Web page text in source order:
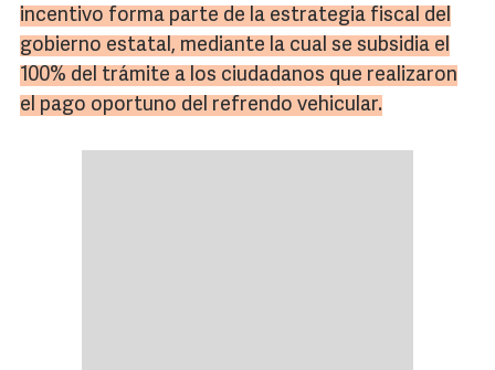
incentivo forma parte de la estrategia fiscal del
gobierno estatal, mediante la cual se subsidia el
100% del trámite a los ciudadanos que realizaron
el pago oportuno del refrendo vehicular.